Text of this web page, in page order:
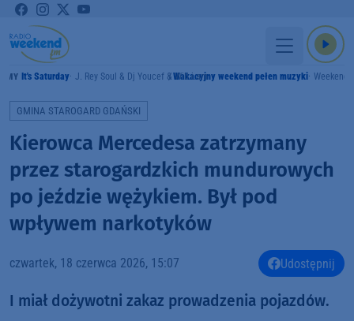
It's Saturday J. Rey Soul & Dj Youcef & Will.i.amWakacyjny weekend pełen muzyki Weekend
GMINA STAROGARD GDAŃSKI
Kierowca Mercedesa zatrzymany
przez starogardzkich mundurowych
po jeździe wężykiem. Był pod
wpływem narkotyków
czwartek, 18 czerwca 2026, 15:07 Udostępnij
I miał dożywotni zakaz prowadzenia pojazdów.